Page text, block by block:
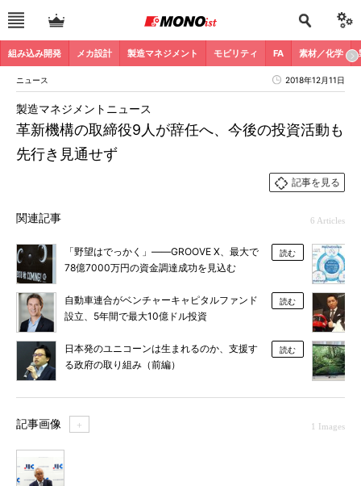
組み込み開発 メカ設計 製造マネジメント モビリティ FA 素材／化学
ニュース 2018年12月11日
革新機構の取締役9人が辞任へ、今後の投資活動も
先行き見通せず
製造マネジメントニュース
記事を見る
関連記事 6 Articles
「野望はでっかく」――GROOVE X、最大で
78億7000万円の資金調達成功を見込む
読む
自動車連合がベンチャーキャピタルファンド
設立、5年間で最大10億ドル投資
読む
日本発のユニコーンは生まれるのか、支援す
る政府の取り組み（前編）
読む
記事画像 ＋ 1 Images